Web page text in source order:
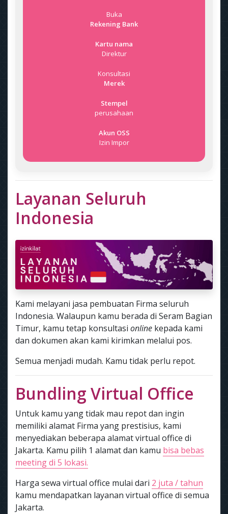
Buka
Rekening Bank
Kartu nama
Direktur
Konsultasi
Merek
Stempel
perusahaan
Akun OSS
Izin Impor
Layanan Seluruh
Indonesia
Kami melayani jasa pembuatan Firma seluruh
Indonesia. Walaupun kamu berada di Seram Bagian
Timur, kamu tetap konsultasi online kepada kami
dan dokumen akan kami kirimkan melalui pos.
Semua menjadi mudah. Kamu tidak perlu repot.
Bundling Virtual Office
Untuk kamu yang tidak mau repot dan ingin
memiliki alamat Firma yang prestisius, kami
menyediakan beberapa alamat virtual office di
Jakarta. Kamu pilih 1 alamat dan kamu bisa bebas
meeting di 5 lokasi.
Harga sewa virtual office mulai dari 2 juta / tahun
kamu mendapatkan layanan virtual office di semua
Jakarta.